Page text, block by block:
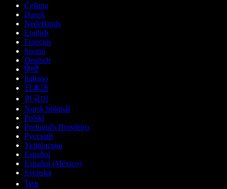
Čeština
Dansk
Nederlands
English
Français
Suomi
Deutsch
हिन्दी
Italiano
日本語
한국어
Norsk bokmål
Polski
Português Brasileiro
Русский
Українська
Español
Español (México)
Svenska
ไทย